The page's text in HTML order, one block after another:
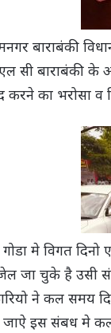
बाराबंकी
सी बाराबंकी के
का भरोसा व
मे विगत
जा चुके है उसी
ने कल समय
जाऐ इस संबध मे